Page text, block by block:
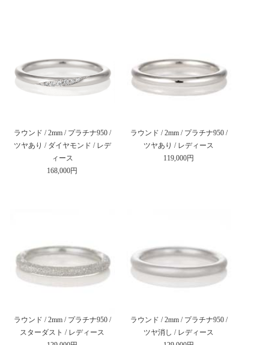
ラウンド / 2mm / プラチナ950 /
ツヤあり / ダイヤモンド / レデ
ィース
168,000円
ラウンド / 2mm / プラチナ950 /
ツヤあり / レディース
119,000円
ラウンド / 2mm / プラチナ950 /
スターダスト / レディース
ラウンド / 2mm / プラチナ950 /
ツヤ消し / レディース